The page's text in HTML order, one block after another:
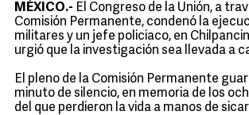
MÉXICO.- El Congreso de la Unión, a
Comisión Permanente, condenó la
militares y un jefe policiaco, en
urgió que la investigación sea llevada a
El pleno de la Comisión Permanente
minuto de silencio, en memoria de los
del que perdieron la vida a manos de